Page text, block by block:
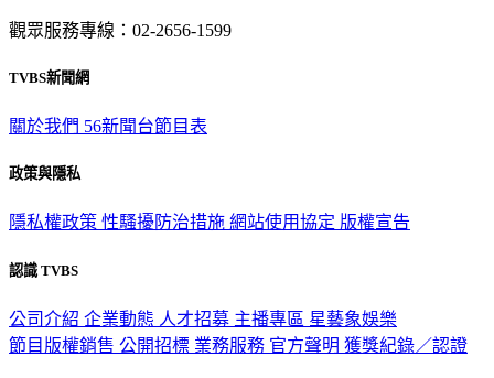
觀眾服務專線：02-2656-1599
TVBS新聞網
關於我們 56新聞台節目表
政策與隱私
隱私權政策 性騷擾防治措施 網站使用協定 版權宣告
認識 TVBS
公司介紹 企業動態 人才招募 主播專區 星藝象娛樂
節目版權銷售 公開招標 業務服務 官方聲明 獲獎紀錄／認證